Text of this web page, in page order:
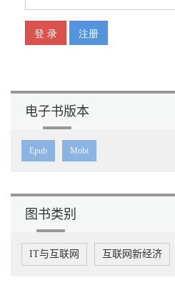
电子书版本
Epub Mobi
图书类别
IT与互联网 互联网新经济